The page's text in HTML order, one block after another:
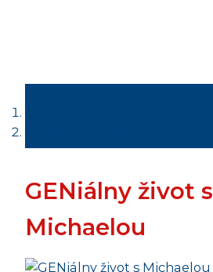
GENiálny život s
Michaelou